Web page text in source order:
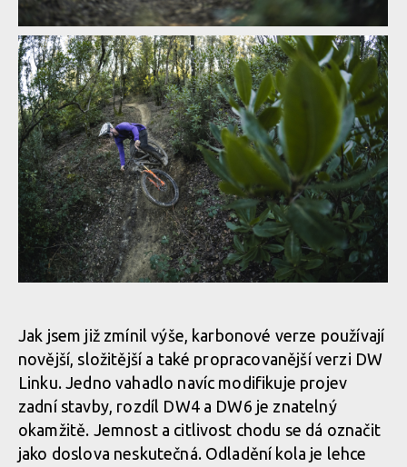
Atherton A130
Atherton A130
Atherton A130
Atherton A130
Atherton A130
Atherton A130
Atherton A130
Jak jsem již zmínil výše, karbonové verze používají
novější, složitější a také propracovanější verzi DW
Linku. Jedno vahadlo navíc modifikuje projev
zadní stavby, rozdíl DW4 a DW6 je znatelný
okamžitě. Jemnost a citlivost chodu se dá označit
jako doslova neskutečná. Odladění kola je lehce